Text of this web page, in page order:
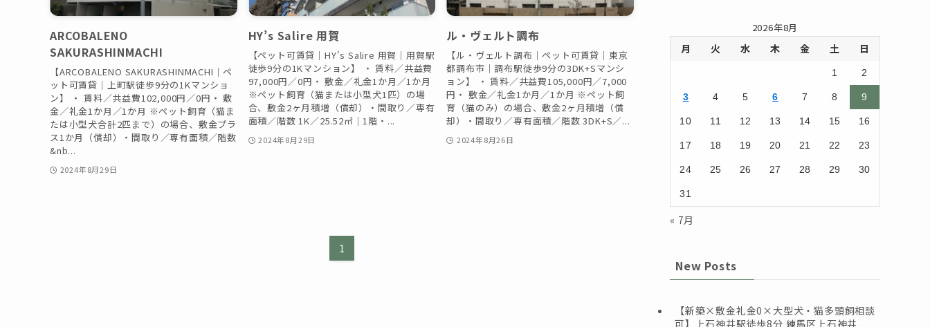
ARCOBALENO
SAKURASHINMACHI
【ARCOBALENO SAKURASHINMACHI｜ペ
ット可賃貸｜上町駅徒歩9分の1Kマンショ
ン】 ・ 賃料／共益費102,000円／0円・ 敷
金／礼金1か月／1か月 ※ペット飼育（猫ま
たは小型犬合計2匹まで）の場合、敷金プラ
ス1か月（償却）・間取り／専有面積／階数
&nb...
2024年8月29日
HY’s Salire 用賀
【ペット可賃貸｜HY's Salire 用賀｜用賀駅
徒歩9分の1Kマンション】 ・ 賃料／共益費
97,000円／0円・ 敷金／礼金1か月／1か月
※ペット飼育（猫または小型犬1匹）の場
合、敷金2ヶ月積増（償却）・間取り／専有
面積／階数 1K／25.52㎡｜1階・...
2024年8月29日
ル・ヴェルト調布
【ル・ヴェルト調布｜ペット可賃貸｜東京
都調布市｜調布駅徒歩9分の3DK+Sマンシ
ョン】 ・ 賃料／共益費105,000円／7,000
円・ 敷金／礼金1か月／1か月 ※ペット飼
育（猫のみ）の場合、敷金2ヶ月積増（償
却）・間取り／専有面積／階数 3DK+S／...
2024年8月26日
1
2026年8月
月 火 水 木 金 土 日
1 2
3 4 5 6 7 8 9
10 11 12 13 14 15 16
17 18 19 20 21 22 23
24 25 26 27 28 29 30
31
« 7月
New Posts
【新築×敷金礼金0×大型犬・猫多頭飼相談
可】上石神井駅徒歩8分 練馬区上石神井